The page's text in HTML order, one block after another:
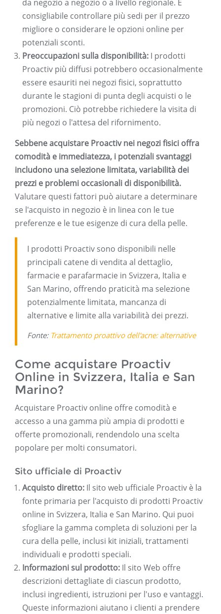
da negozio a negozio o a livello regionale. È
consigliabile controllare più sedi per il prezzo
migliore o considerare le opzioni online per
potenziali sconti.
Preoccupazioni sulla disponibilità: I prodotti
Proactiv più diffusi potrebbero occasionalmente
essere esauriti nei negozi fisici, soprattutto
durante le stagioni di punta degli acquisti o le
promozioni. Ciò potrebbe richiedere la visita di
più negozi o l'attesa del rifornimento.
Sebbene acquistare Proactiv nei negozi fisici offra
comodità e immediatezza, i potenziali svantaggi
includono una selezione limitata, variabilità dei
prezzi e problemi occasionali di disponibilità.
Valutare questi fattori può aiutare a determinare
se l'acquisto in negozio è in linea con le tue
preferenze e le tue esigenze di cura della pelle.
I prodotti Proactiv sono disponibili nelle
principali catene di vendita al dettaglio,
farmacie e parafarmacie in Svizzera, Italia e
San Marino, offrendo praticità ma selezione
potenzialmente limitata, mancanza di
alternative e limite alla variabilità dei prezzi.
Fonte: Trattamento proattivo dell'acne: alternative
Come acquistare Proactiv
Online in Svizzera, Italia e San
Marino?
Acquistare Proactiv online offre comodità e
accesso a una gamma più ampia di prodotti e
offerte promozionali, rendendolo una scelta
popolare per molti consumatori.
Sito ufficiale di Proactiv
Acquisto diretto: Il sito web ufficiale Proactiv è la
fonte primaria per l'acquisto di prodotti Proactiv
online in Svizzera, Italia e San Marino. Qui puoi
sfogliare la gamma completa di soluzioni per la
cura della pelle, inclusi kit iniziali, trattamenti
individuali e prodotti speciali.
Informazioni sul prodotto: Il sito Web offre
descrizioni dettagliate di ciascun prodotto,
inclusi ingredienti, istruzioni per l'uso e vantaggi.
Queste informazioni aiutano i clienti a prendere